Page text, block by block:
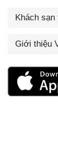
Khách sạn
Giới thiệu